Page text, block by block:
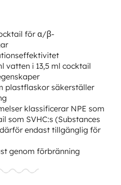
för α/β-
vatten i 13,5 ml cocktail
plastflaskor säkerställer
klassificerar NPE som
som SVHC:s (Substances
endast tillgänglig för
genom förbränning